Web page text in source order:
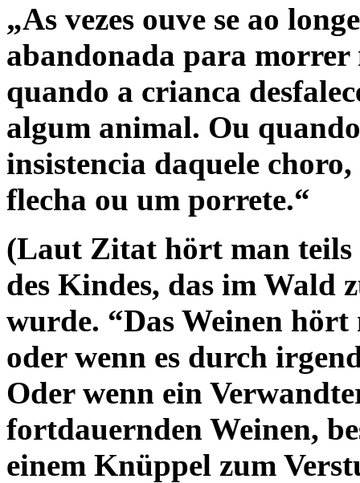
„As vezes ouve se ao
abandonada para morrer
quando a crianca
algum animal. Ou
insistencia daquele
flecha ou um porrete.“
(Laut Zitat hört man teils
des Kindes, das im Wald
wurde. “Das Weinen
oder wenn es durch
Oder wenn ein
fortdauernden Weinen,
einem Knüppel zum